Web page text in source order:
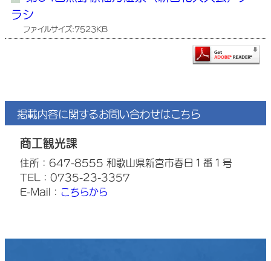
ラシ
ファイルサイズ:7523KB
掲載内容に関するお問い合わせはこちら
商工観光課
住所：647-8555 和歌山県新宮市春日１番１号
TEL：0735-23-3357
E-Mail： こちらから